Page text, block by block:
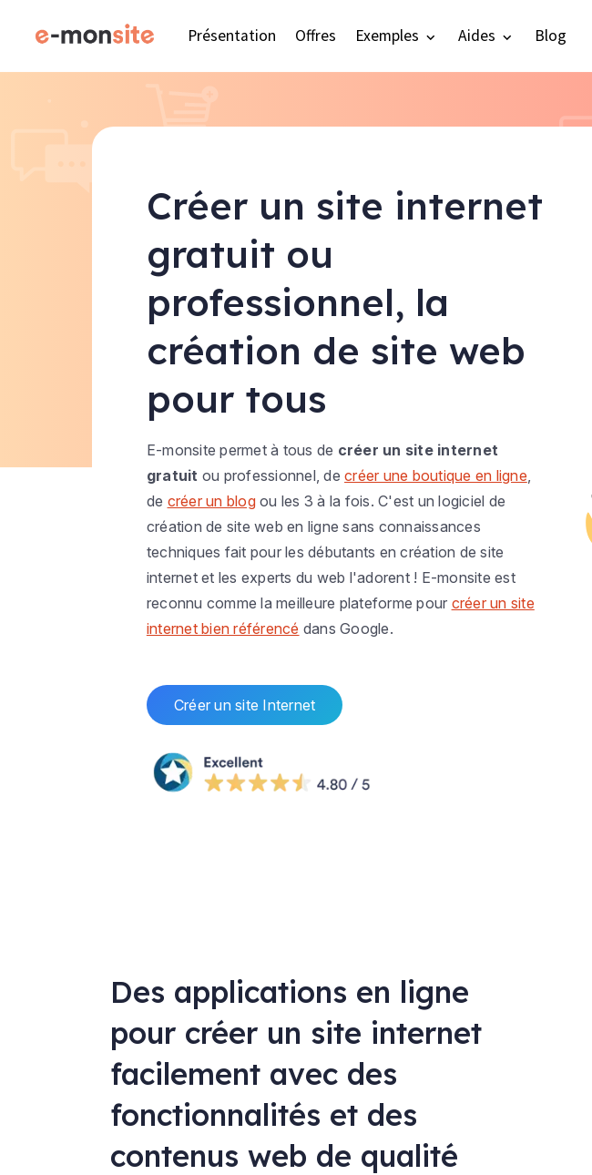
Présentation Offres Exemples Aides Blog
Créer un site internet
gratuit ou
professionnel, la
création de site web
pour tous
E-monsite permet à tous de créer un site internet
gratuit ou professionnel, decréer une boutique en ligne,
de créer un blogou les 3 à la fois. C'est un logiciel de
création de site web en ligne sans connaissances
techniques fait pour les débutants en création de site
internet et les experts du web l'adorent ! E-monsite est
reconnu comme la meilleure plateforme pour créer un site
internet bien référencé dans Google.
Créer un site Internet
Des applications en ligne
pour créer un site internet
facilement avec des
fonctionnalités et des
contenus web de qualité